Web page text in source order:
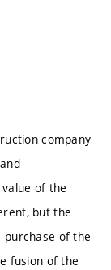
company
of the
but the
of the
fusion of the